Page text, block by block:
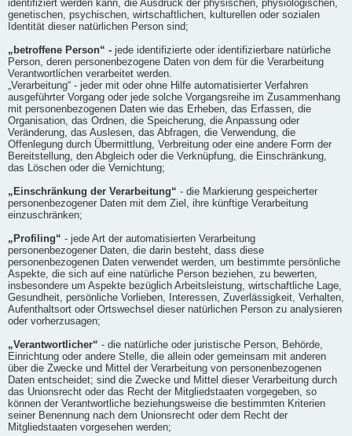
identifiziert werden kann, die Ausdruck der physischen, physiologischen,
genetischen, psychischen, wirtschaftlichen, kulturellen oder sozialen
Identität dieser natürlichen Person sind;
„betroffene Person“ - jede identifizierte oder identifizierbare natürliche
Person, deren personenbezogene Daten von dem für die Verarbeitung
Verantwortlichen verarbeitet werden.
„Verarbeitung“ - jeder mit oder ohne Hilfe automatisierter Verfahren
ausgeführter Vorgang oder jede solche Vorgangsreihe im Zusammenhang
mit personenbezogenen Daten wie das Erheben, das Erfassen, die
Organisation, das Ordnen, die Speicherung, die Anpassung oder
Veränderung, das Auslesen, das Abfragen, die Verwendung, die
Offenlegung durch Übermittlung, Verbreitung oder eine andere Form der
Bereitstellung, den Abgleich oder die Verknüpfung, die Einschränkung,
das Löschen oder die Vernichtung;
„Einschränkung der Verarbeitung“ - die Markierung gespeicherter
personenbezogener Daten mit dem Ziel, ihre künftige Verarbeitung
einzuschränken;
„Profiling“ - jede Art der automatisierten Verarbeitung
personenbezogener Daten, die darin besteht, dass diese
personenbezogenen Daten verwendet werden, um bestimmte persönliche
Aspekte, die sich auf eine natürliche Person beziehen, zu bewerten,
insbesondere um Aspekte bezüglich Arbeitsleistung, wirtschaftliche Lage,
Gesundheit, persönliche Vorlieben, Interessen, Zuverlässigkeit, Verhalten,
Aufenthaltsort oder Ortswechsel dieser natürlichen Person zu analysieren
oder vorherzusagen;
„Verantwortlicher“ - die natürliche oder juristische Person, Behörde,
Einrichtung oder andere Stelle, die allein oder gemeinsam mit anderen
über die Zwecke und Mittel der Verarbeitung von personenbezogenen
Daten entscheidet; sind die Zwecke und Mittel dieser Verarbeitung durch
das Unionsrecht oder das Recht der Mitgliedstaaten vorgegeben, so
können der Verantwortliche beziehungsweise die bestimmten Kriterien
seiner Benennung nach dem Unionsrecht oder dem Recht der
Mitgliedstaaten vorgesehen werden;